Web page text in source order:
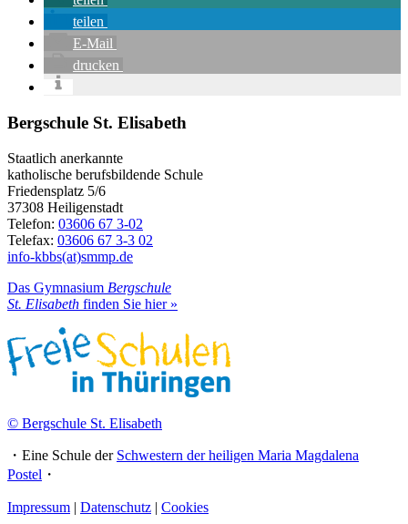
teilen
E-Mail
drucken
Bergschule St. Elisabeth
Staatlich anerkannte
katholische berufsbildende Schule
Friedensplatz 5/6
37308 Heiligenstadt
Telefon: 03606 67 3-02
Telefax: 03606 67 3-3 02
info-kbbs(at)smmp.de
Das Gymnasium Bergschule
St. Elisabeth finden Sie hier »
© Bergschule St. Elisabeth
・Eine Schule der Schwestern der heiligen Maria Magdalena
Postel ・
Impressum | Datenschutz | Cookies